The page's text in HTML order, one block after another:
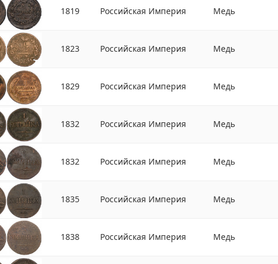
1819 Российская Империя Медь
1823 Российская Империя Медь
1829 Российская Империя Медь
1832 Российская Империя Медь
1832 Российская Империя Медь
1835 Российская Империя Медь
1838 Российская Империя Медь